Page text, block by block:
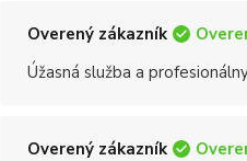
Overený zákazník
Úžasná služba a
Overený zákazník